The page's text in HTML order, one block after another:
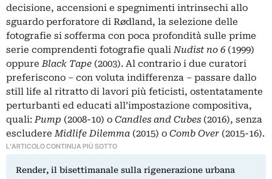
decisione, accensioni e spegnimenti intrinsechi allo
sguardo perforatore di Rødland, la selezione delle
fotografie si sofferma con poca profondità sulle prime
serie comprendenti fotografie qualiNudist no 6(1999)
oppureBlack Tape (2003). Al contrario i due curatori
preferiscono ‒ con voluta indifferenza ‒ passare dallo
still life al ritratto di lavori più feticisti, ostentatamente
perturbanti ed educati all’impostazione compositiva,
quali:Pump (2008-10) o Candles and Cubes (2016), senza
escludereMidlife Dilemma (2015) o Comb Over (2015-16).
L'ARTICOLO CONTINUA PIÙ SOTTO
Render, il bisettimanale sulla rigenerazione urbana